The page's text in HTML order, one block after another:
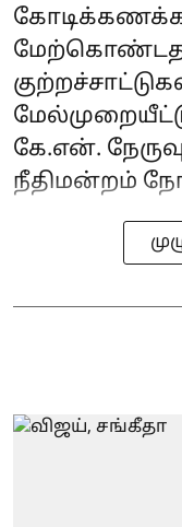
கே.என்.
நீதிமன்றம்